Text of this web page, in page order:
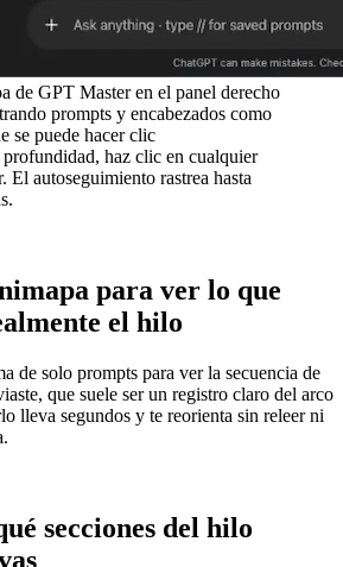
de GPT Master en el panel derecho
prompts y encabezados como
se puede hacer clic
haz clic en cualquier
El autoseguimiento rastrea hasta
para ver lo que
el hilo
de solo prompts para ver la secuencia de
que suele ser un registro claro del arco
lleva segundos y te reorienta sin releer ni
secciones del hilo